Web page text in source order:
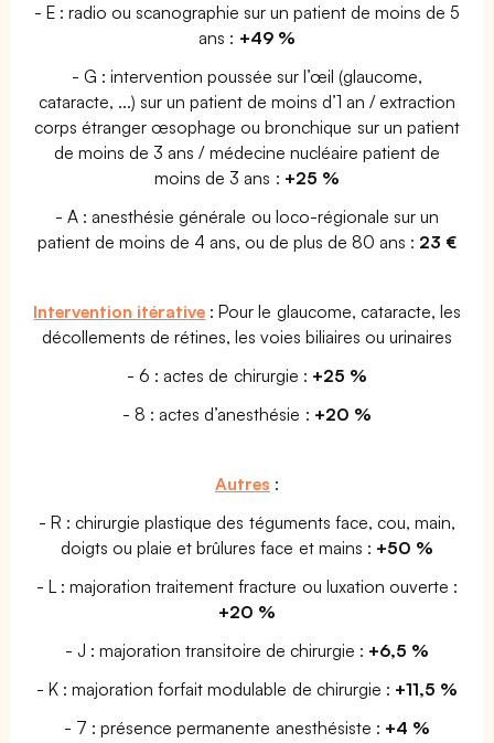
- E : radio ou scanographie sur un patient de moins de 5
ans : +49 %
- G : intervention poussée sur l’œil (glaucome,
cataracte, ...) sur un patient de moins d’1 an / extraction
corps étranger œsophage ou bronchique sur un patient
de moins de 3 ans / médecine nucléaire patient de
moins de 3 ans : +25 %
- A : anesthésie générale ou loco-régionale sur un
patient de moins de 4 ans, ou de plus de 80 ans : 23 €
Intervention itérative : Pour le glaucome, cataracte, les
décollements de rétines, les voies biliaires ou urinaires
- 6 : actes de chirurgie : +25 %
- 8 : actes d’anesthésie : +20 %
Autres :
- R : chirurgie plastique des téguments face, cou, main,
doigts ou plaie et brûlures face et mains : +50 %
- L : majoration traitement fracture ou luxation ouverte :
+20 %
- J : majoration transitoire de chirurgie : +6,5 %
- K : majoration forfait modulable de chirurgie : +11,5 %
- 7 : présence permanente anesthésiste : +4 %